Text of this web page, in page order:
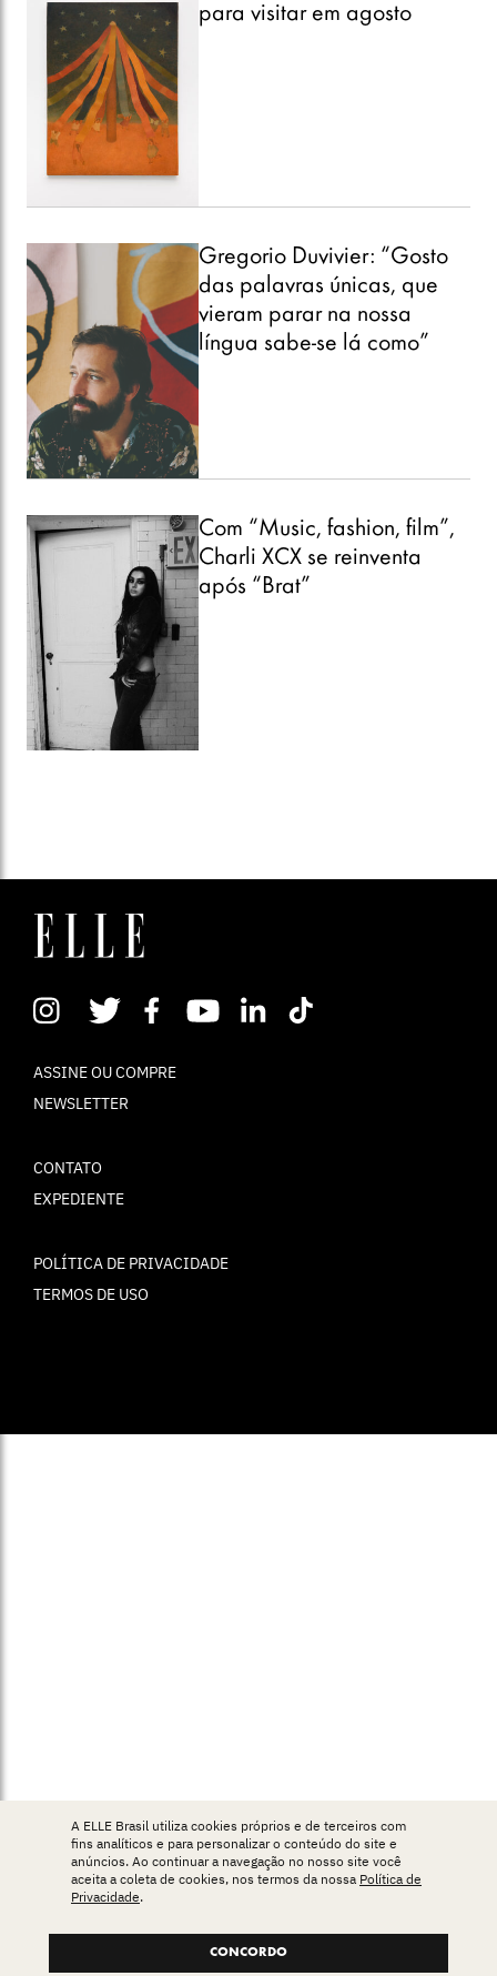
para visitar em agosto
Gregorio Duvivier: “Gosto
das palavras únicas, que
vieram parar na nossa
língua sabe-se lá como”
Com “Music, fashion, film”,
Charli XCX se reinventa
após “Brat”
ASSINE OU COMPRE
NEWSLETTER
CONTATO
EXPEDIENTE
POLÍTICA DE PRIVACIDADE
TERMOS DE USO
A ELLE Brasil utiliza cookies próprios e de terceiros com
fins analíticos e para personalizar o conteúdo do site e
anúncios. Ao continuar a navegação no nosso site você
aceita a coleta de cookies, nos termos da nossa Política de
Privacidade.
CONCORDO